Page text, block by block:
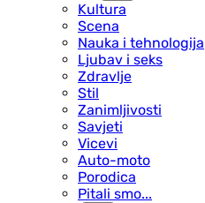
Kultura
Scena
Nauka i tehnologija
Ljubav i seks
Zdravlje
Stil
Zanimljivosti
Savjeti
Vicevi
Auto-moto
Porodica
Pitali smo...